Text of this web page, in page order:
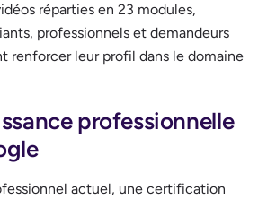
réparties en 23 modules,
professionnels et demandeurs
renforcer leur profil dans le domaine
professionnelle
actuel, une certification